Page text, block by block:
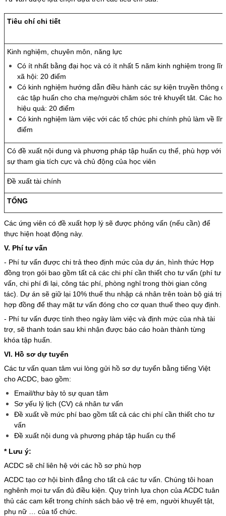
Tiêu chí chi tiết
Kinh nghiệm, chuyên môn, năng lực
Có ít nhất bằng đại học và có ít nhất 5 năm kinh nghiệm trong
xã hội: 20 điểm
Có kinh nghiệm hướng dẫn điều hành các sự kiện truyền thông
các tập huấn cho cha mẹ/người chăm sóc trẻ khuyết tât. Các
hiệu quả: 20 điểm
Có kinh nghiệm làm việc với các tổ chức phi chính phủ làm về
điểm
Có đề xuất nội dung và phương pháp tập huấn cụ thể, phù hợp với
sự tham gia tích cực và chủ động của học viên
Đề xuất tài chính
TỔNG
Các ứng viên có đề xuất hợp lý sẽ được phỏng vấn (nếu cần) để
thực hiện hoạt động này.
V. Phí tư vấn
- Phí tư vấn được chi trả theo định mức của dự án, hình thức Hợp
đồng trọn gói bao gồm tất cả các chi phí cần thiết cho tư vấn (phí tư
vấn, chi phí đi lại, công tác phí, phòng nghỉ trong thời gian công
tác). Dự án sẽ giữ lại 10% thuế thu nhập cá nhân trên toàn bộ giá trị
hợp đồng để thay mặt tư vấn đóng cho cơ quan thuế theo quy định.
- Phí tư vấn được tính theo ngày làm việc và định mức của nhà tài
trợ, sẽ thanh toán sau khi nhận được báo cáo hoàn thành từng
khóa tập huấn.
VI. Hồ sơ dự tuyển
Các tư vấn quan tâm vui lòng gửi hồ sơ dự tuyển bằng tiếng Việt
cho ACDC, bao gồm:
Email/thư bày tỏ sự quan tâm
Sơ yếu lý lịch (CV) cá nhân tư vấn
Đề xuất về mức phí bao gồm tất cả các chi phí cần thiết cho tư
vấn
Đề xuất nội dung và phương pháp tập huấn cụ thể
* Lưu ý:
ACDC sẽ chỉ liên hệ với các hồ sơ phù hợp
ACDC tạo cơ hội bình đẳng cho tất cả các tư vấn. Chúng tôi hoan
nghênh mọi tư vấn đủ điều kiện. Quy trình lựa chọn của ACDC tuân
thủ các cam kết trong chính sách bảo vệ trẻ em, người khuyết tật,
phụ nữ … của tổ chức.